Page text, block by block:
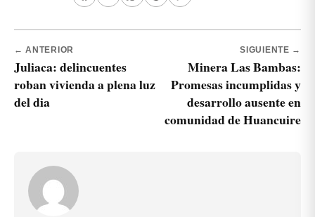
← ANTERIOR
Juliaca: delincuentes
roban vivienda a plena luz
del dia
SIGUIENTE →
Minera Las Bambas:
Promesas incumplidas y
desarrollo ausente en
comunidad de Huancuire